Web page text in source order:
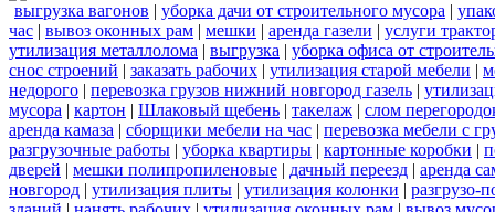
выгрузка вагонов | уборка дачи от строительного мусора |
час | вывоз оконных рам | мешки | аренда газели | услуги
утилизация металлолома | выгрузка | уборка офиса от
снос строений | заказать рабочих | утилизация старой мебели |
недорого | перевозка грузов нижний новгород газель |
мусора | картон | Шлаковый щебень | такелаж | слом
аренда камаза | сборщики мебели на час | перевозка мебели с
разгрузочные работы | уборка квартиры | картонные коробки |
дверей | мешки полипропиленовые | дачный переезд | аренда
новгород | утилизация плиты | утилизация колонки | разгрузо-